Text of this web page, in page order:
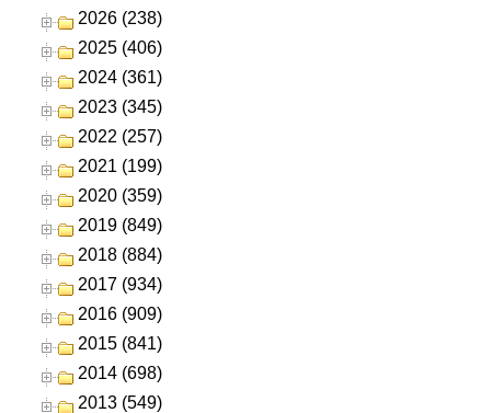
2026 (238)
2025 (406)
2024 (361)
2023 (345)
2022 (257)
2021 (199)
2020 (359)
2019 (849)
2018 (884)
2017 (934)
2016 (909)
2015 (841)
2014 (698)
2013 (549)